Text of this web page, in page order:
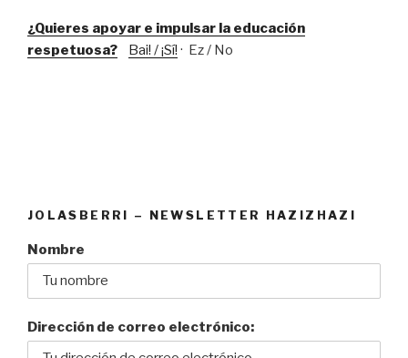
¿Quieres apoyar e impulsar la educación
respetuosa?
Bai! / ¡Sí! · Ez / No
JOLASBERRI – NEWSLETTER HAZIZHAZI
Nombre
Dirección de correo electrónico: